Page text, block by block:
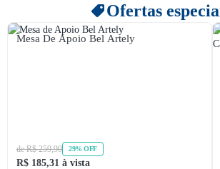
Ofertas
Mesa De Apoio Bel Artely
de R$ 259,90 29% OFF
R$ 185,31 à vista